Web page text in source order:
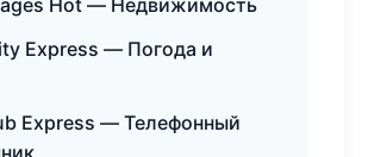
Hot — Недвижимость
Express — Погода и
Express — Телефонный